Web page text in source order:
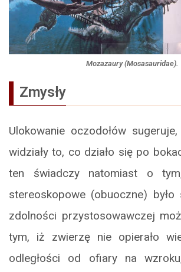
Mozazaury (Mosasauridae).
Zmysły
Ulokowanie oczodołów
widziały to, co działo się po
ten świadczy natomiast o
stereoskopowe (obuoczne) było
zdolności przystosowawczej
tym, iż zwierzę nie opierało
odległości od ofiary na